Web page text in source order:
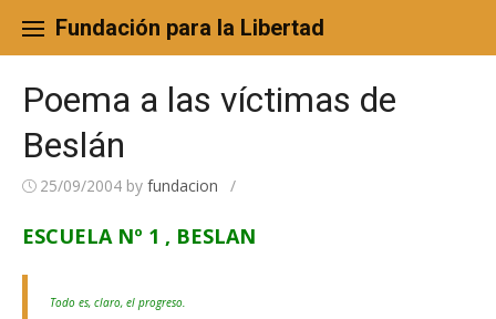
content
Fundación para la Libertad
Poema a las víctimas de
Beslán
25/09/2004 by fundacion /
ESCUELA Nº 1 , BESLAN
Todo es, claro, el progreso.